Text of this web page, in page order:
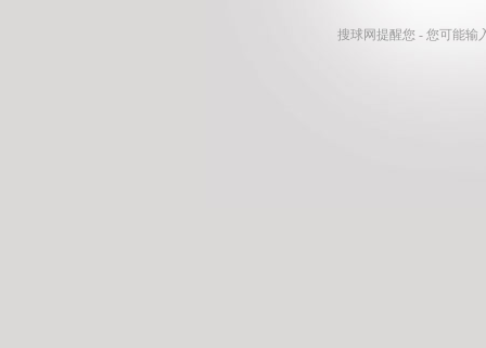
搜球网提醒您 - 您可能输